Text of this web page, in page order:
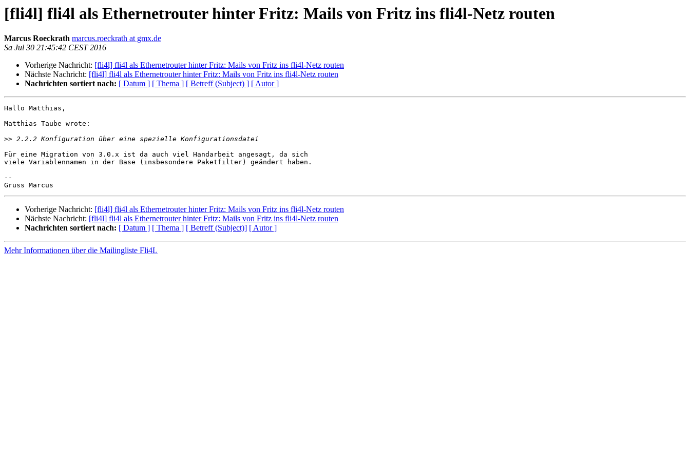
[fli4l] fli4l als Ethernetrouter hinter Fritz: Mails von Fritz ins fli4l-Netz routen
Marcus Roeckrath marcus.roeckrath at gmx.de
Sa Jul 30 21:45:42 CEST 2016
Vorherige Nachricht: [fli4l] fli4l als Ethernetrouter hinter Fritz: Mails von Fritz ins fli4l-Netz routen
Nächste Nachricht: [fli4l] fli4l als Ethernetrouter hinter Fritz: Mails von Fritz ins fli4l-Netz routen
Nachrichten sortiert nach: [ Datum ] [ Thema ] [ Betreff (Subject) ] [ Autor ]
Hallo Matthias,
Matthias Taube wrote:
>>
Für eine Migration von 3.0.x ist da auch viel Handarbeit angesagt, da sich
viele Variablennamen in der Base (insbesondere Paketfilter) geändert haben.
--
Vorherige Nachricht: [fli4l] fli4l als Ethernetrouter hinter Fritz: Mails von Fritz ins fli4l-Netz routen
Nächste Nachricht: [fli4l] fli4l als Ethernetrouter hinter Fritz: Mails von Fritz ins fli4l-Netz routen
Nachrichten sortiert nach: [ Datum ] [ Thema ] [ Betreff (Subject)] [ Autor ]
Mehr Informationen über die Mailingliste Fli4L